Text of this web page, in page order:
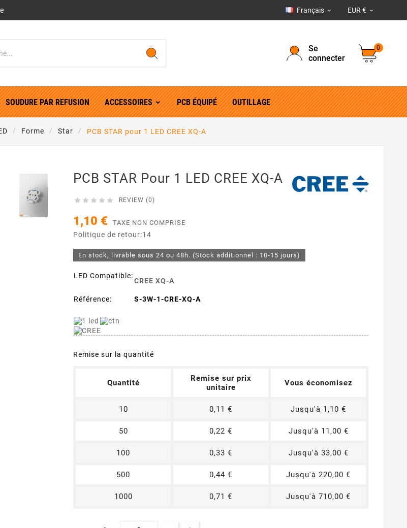
Français  EUR € 
Se
connecter
0
SOUDURE PAR REFUSION ACCESSOIRES PCB ÉQUIPÉ OUTILLAGE
Forme Star PCB STAR pour 1 LED CREE XQ-A
PCB STAR Pour 1 LED CREE XQ-A
     REVIEW (0)
1,10 € TAXE NON COMPRISE
Politique de retour:14
En stock, livrable sous 24 ou 48h. (Stock additionnel : 10-15 jours)
LED Compatible:
CREE XQ-A
Référence: S-3W-1-CRE-XQ-A
Remise sur la quantité
Quantité
Remise sur prix
unitaire
Vous économisez
10 0,11 € Jusqu'à 1,10 €
50 0,22 € Jusqu'à 11,00 €
100 0,33 € Jusqu'à 33,00 €
500 0,44 € Jusqu'à 220,00 €
1000 0,71 € Jusqu'à 710,00 €